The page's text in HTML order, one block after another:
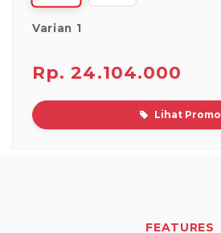
Varian 1
Rp. 24.104.000
Lihat Promo
FEATURES